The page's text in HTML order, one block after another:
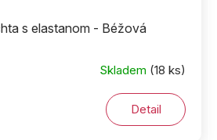
s elastanom - Béžová
Skladem (18 ks)
Detail